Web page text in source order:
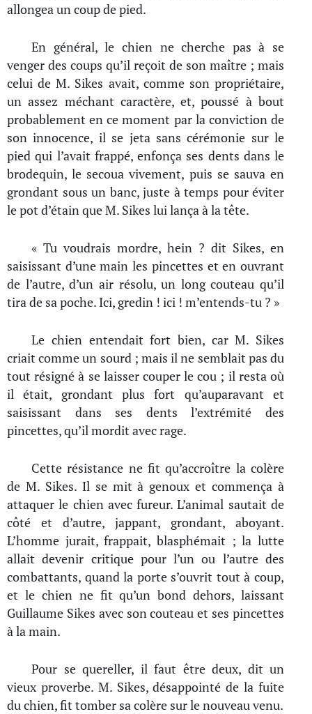
allongea un coup de pied.
En général, le chien ne cherche pas à se
venger des coups qu’il reçoit de son maître ; mais
celui de M. Sikes avait, comme son propriétaire,
un assez méchant caractère, et, poussé à bout
probablement en ce moment par la conviction de
son innocence, il se jeta sans cérémonie sur le
pied qui l’avait frappé, enfonça ses dents dans le
brodequin, le secoua vivement, puis se sauva en
grondant sous un banc, juste à temps pour éviter
le pot d’étain que M. Sikes lui lança à la tête.
« Tu voudrais mordre, hein ? dit Sikes, en
saisissant d’une main les pincettes et en ouvrant
de l’autre, d’un air résolu, un long couteau qu’il
tira de sa poche. Ici, gredin ! ici ! m’entends-tu ? »
Le chien entendait fort bien, car M. Sikes
criait comme un sourd ; mais il ne semblait pas du
tout résigné à se laisser couper le cou ; il resta où
il était, grondant plus fort qu’auparavant et
saisissant dans ses dents l’extrémité des
pincettes, qu’il mordit avec rage.
Cette résistance ne fit qu’accroître la colère
de M. Sikes. Il se mit à genoux et commença à
attaquer le chien avec fureur. L’animal sautait de
côté et d’autre, jappant, grondant, aboyant.
L’homme jurait, frappait, blasphémait ; la lutte
allait devenir critique pour l’un ou l’autre des
combattants, quand la porte s’ouvrit tout à coup,
et le chien ne fit qu’un bond dehors, laissant
Guillaume Sikes avec son couteau et ses pincettes
à la main.
Pour se quereller, il faut être deux, dit un
vieux proverbe. M. Sikes, désappointé de la fuite
du chien, fit tomber sa colère sur le nouveau venu.